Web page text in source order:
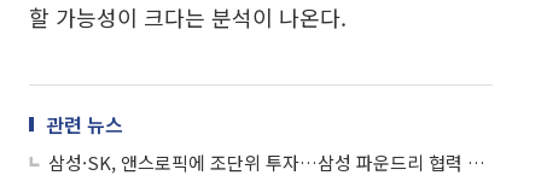
할 가능성이 크다는 분석이 나온다.
관련 뉴스
삼성·SK, 앤스로픽에 조단위 투자…삼성 파운드리 협력 가능성 '주목'